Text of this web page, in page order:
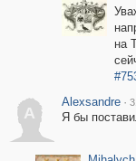
на
A
Alexsandre ·
Я бы